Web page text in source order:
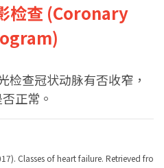
检查 (Coronary
检查冠状动脉有否收窄，
正常。
Classes of heart failure. Retrieved fro